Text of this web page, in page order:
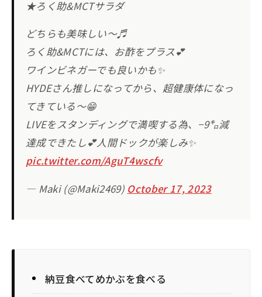
★ろく助&MCTサラダ
どちらも美味しい〜♬
ろく助&MCTには、お酢をプラス💕
ワインビネガーでも良いかも✨
HYDEさん推しになってから、超健康体になっ
てきている〜😁
LIVEをスタンディングで満喫する為、−9㌔減
達成できたし💕人間ドックが楽しみ✨
pic.twitter.com/AguT4wscfv
— Maki (@Maki2469) October 17, 2023
納豆食べてめかぶを食べる